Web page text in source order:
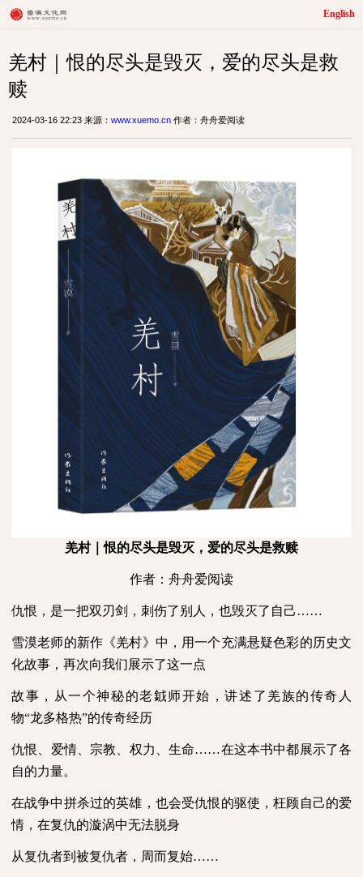
English
羌村｜恨的尽头是毁灭，爱的尽头是救
赎
2024-03-16 22:23 来源： www.xuemo.cn 作者：舟舟爱阅读
羌村｜恨的尽头是毁灭，爱的尽头是救赎
作者：舟舟爱阅读
仇恨，是一把双刃剑，刺伤了别人，也毁灭了自己……
雪漠老师的新作《羌村》中，用一个充满悬疑色彩的历史文
化故事，再次向我们展示了这一点
故事，从一个神秘的老龯师开始，讲述了羌族的传奇人
物“龙多格热”的传奇经历
仇恨、爱情、宗教、权力、生命……在这本书中都展示了各
自的力量。
在战争中拼杀过的英雄，也会受仇恨的驱使，枉顾自己的爱
情，在复仇的漩涡中无法脱身
从复仇者到被复仇者，周而复始……